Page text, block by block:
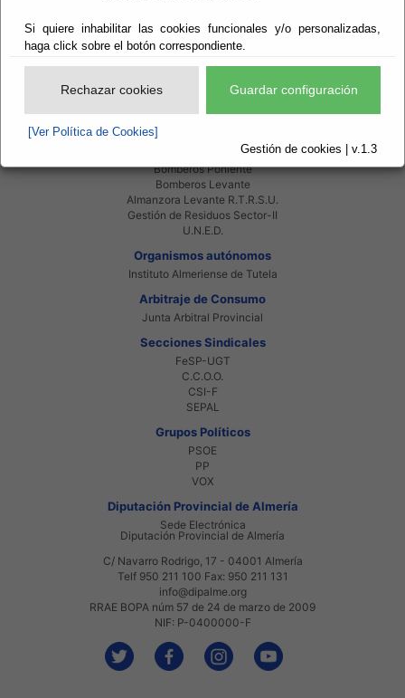
Si quiere inhabilitar las cookies funcionales y/o personalizadas,
haga click sobre el botón correspondiente.
Rechazar cookies Guardar configuración
[Ver Política de Cookies]
Gestión de cookies | v.1.3
Enlaces de interés
Beneficiarios Red Provincial
Punto de Informacion del Catastro
Ministerio de Administraciones Públicas
Manual del Concejal
Bomberos Poniente
Bomberos Levante
Almanzora Levante R.T.R.S.U.
Gestión de Residuos Sector-II
U.N.E.D.
Organismos autónomos
Instituto Almeriense de Tutela
Arbitraje de Consumo
Junta Arbitral Provincial
Secciones Sindicales
FeSP-UGT
C.C.O.O.
CSI-F
SEPAL
Grupos Políticos
PSOE
PP
VOX
Diputación Provincial de Almería
Sede Electrónica
Diputación Provincial de Almería
C/ Navarro Rodrigo, 17 - 04001 Almería
Telf 950 211 100 Fax: 950 211 131
info@dipalme.org
RRAE BOPA núm 57 de 24 de marzo de 2009
NIF: P-0400000-F